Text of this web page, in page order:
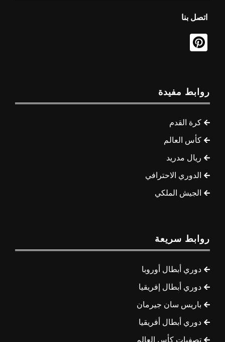
اتصل بنا
روابط مفيدة
كرة القدم
كأس العالم
ريال مدريد
الدوري الاحترافي
الجيش الملكي
روابط سريعة
دوري أبطال أوروبا
دوري أبطال إفريقيا
باريس سان جيرمان
دوري أبطال أفريقيا
تصفيات كأس العالم